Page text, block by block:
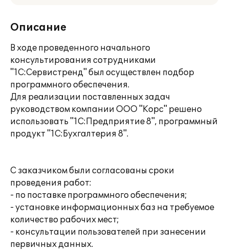
Описание
В ходе проведенного начального
консультирования сотрудниками
"1С:Сервистренд" был осуществлен подбор
программного обеспечения.
Для реализации поставленных задач
руководством компании ООО "Корс" решено
использовать "1С:Предприятие 8", программный
продукт "1С:Бухгалтерия 8".
С заказчиком были согласованы сроки
проведения работ:
- по поставке программного обеспечения;
- установке информационных баз на требуемое
количество рабочих мест;
- консультации пользователей при занесении
первичных данных.